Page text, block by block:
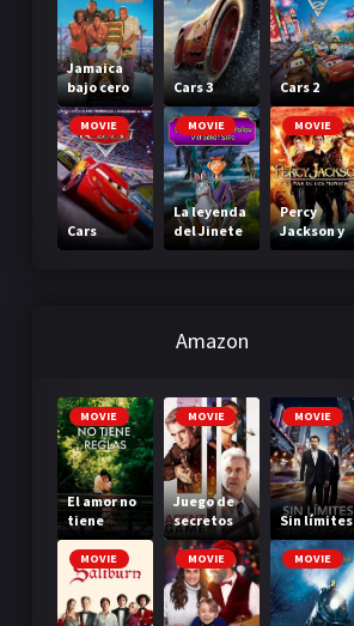
Jamaica
bajo cero
Cars 3 Cars 2
MOVIE
Cars
MOVIE
La leyenda
del Jinete
sin cabeza
MOVIE
Percy
Jackson y
el mar de
Amazon
MOVIE
El amor no
tiene
reglas
MOVIE
Juego de
secretos
MOVIE
Sin límites
MOVIE MOVIE MOVIE